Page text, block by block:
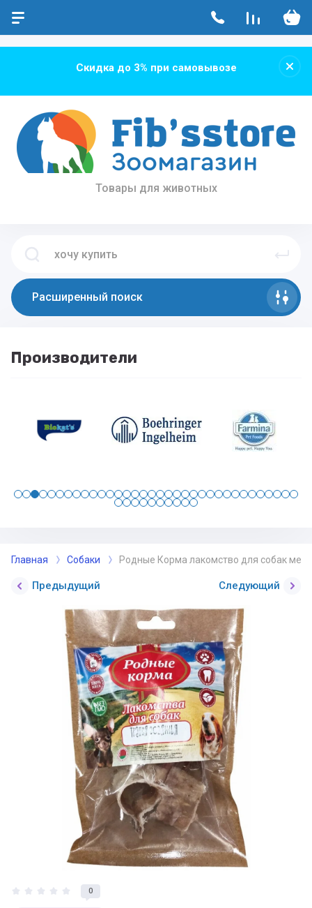
Скидка до 3% при самовывозе
Товары для животных
Расширенный поиск
Производители
Главная Собаки Родные Корма лакомство для собак
Предыдущий Следующий
0